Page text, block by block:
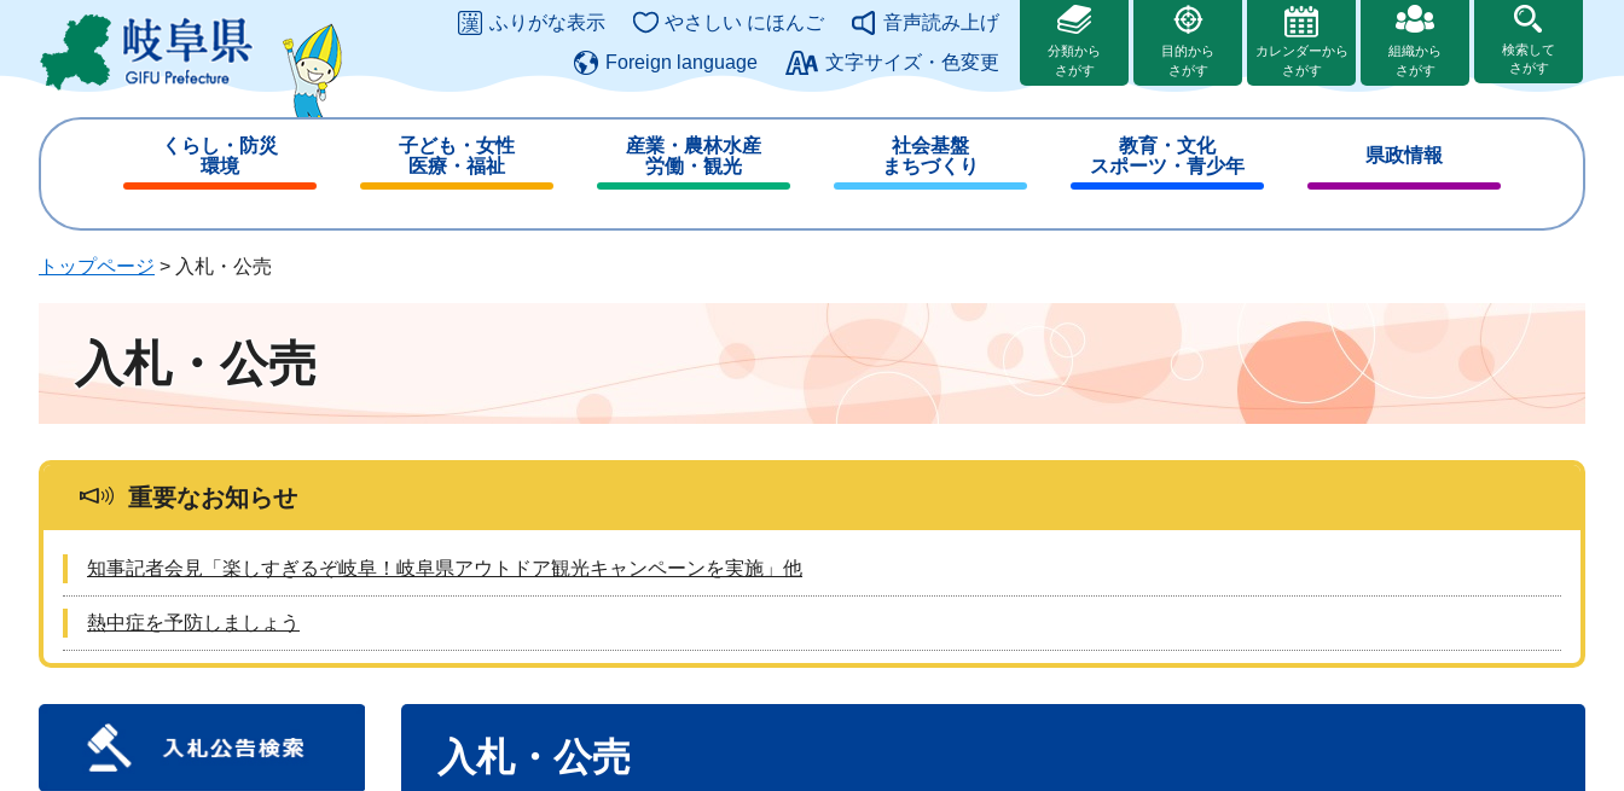
ジ
ュ
このページの本文へ
ふりがな表示 やさしい にほんご
音声読み上げ
Foreign language
文字サイズ・色変更
分類から
さがす
目的から
さがす
カレンダーから
さがす
組織から
さがす
検索して
さがす
くらし・防災
環境
じ
子ども・女性
医療・福祉
じ
産業・農林水産
労働・観光
じ
社会基盤
まちづくり
じ
教育・文化
スポーツ・青少年
じ
県政情報
じ
トップページ > 入札・公売
入札・公売
重要なお知らせ
知事記者会見「楽しすぎるぞ岐阜！岐阜県アウトドア観光キャンペーンを実施」他
熱中症を予防しましょう
入札・公売